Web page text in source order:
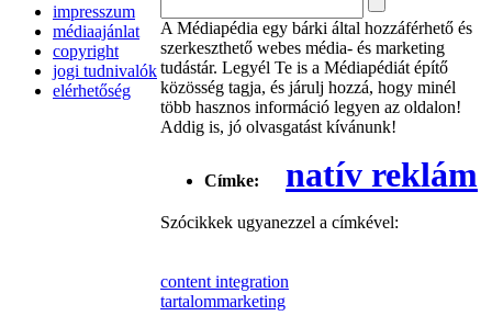
impresszum
médiaajánlat
copyright
jogi tudnivalók
elérhetőség
A Médiapédia egy bárki által hozzáférhető és
szerkeszthető webes média- és marketing
tudástár. Legyél Te is a Médiapédiát építő
közösség tagja, és járulj hozzá, hogy minél
több hasznos információ legyen az oldalon!
Addig is, jó olvasgatást kívánunk!
Címke: natív reklám
Szócikkek ugyanezzel a címkével:
content integration
tartalommarketing